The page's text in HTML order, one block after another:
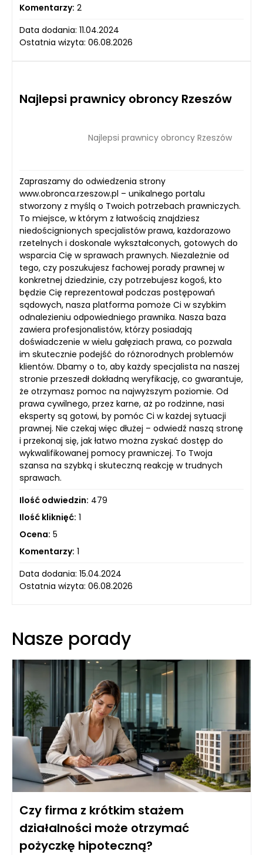
Komentarzy: 2
Data dodania: 11.04.2024
Ostatnia wizyta: 06.08.2026
Najlepsi prawnicy obroncy Rzeszów
Najlepsi prawnicy obroncy Rzeszów
Zapraszamy do odwiedzenia strony
www.obronca.rzeszow.pl – unikalnego portalu
stworzony z myślą o Twoich potrzebach prawniczych.
To miejsce, w którym z łatwością znajdziesz
niedoścignionych specjalistów prawa, każdorazowo
rzetelnych i doskonale wykształconych, gotowych do
wsparcia Cię w sprawach prawnych. Niezależnie od
tego, czy poszukujesz fachowej porady prawnej w
konkretnej dziedzinie, czy potrzebujesz kogoś, kto
będzie Cię reprezentował podczas postępowań
sądowych, nasza platforma pomoże Ci w szybkim
odnalezieniu odpowiedniego prawnika. Nasza baza
zawiera profesjonalistów, którzy posiadają
doświadczenie w wielu gałęziach prawa, co pozwala
im skutecznie podejść do różnorodnych problemów
klientów. Dbamy o to, aby każdy specjalista na naszej
stronie przeszedł dokładną weryfikację, co gwarantuje,
że otrzymasz pomoc na najwyższym poziomie. Od
prawa cywilnego, przez karne, aż po rodzinne, nasi
eksperty są gotowi, by pomóc Ci w każdej sytuacji
prawnej. Nie czekaj więc dłużej – odwiedź naszą stronę
i przekonaj się, jak łatwo można zyskać dostęp do
wykwalifikowanej pomocy prawniczej. To Twoja
szansa na szybką i skuteczną reakcję w trudnych
sprawach.
Ilość odwiedzin: 479
Ilość kliknięć: 1
Ocena: 5
Komentarzy: 1
Data dodania: 15.04.2024
Ostatnia wizyta: 06.08.2026
Nasze porady
Czy firma z krótkim stażem
działalności może otrzymać
pożyczkę hipoteczną?